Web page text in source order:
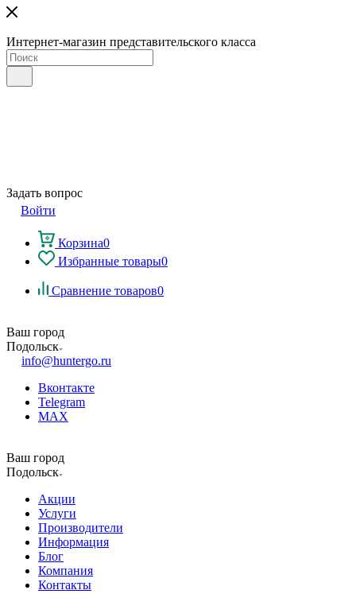
Интернет-магазин представительского класса
Задать вопрос
Войти
Корзина0
Избранные товары0
Сравнение товаров0
Ваш город
Подольск
info@huntergo.ru
Вконтакте
Telegram
MAX
Ваш город
Подольск
Акции
Услуги
Производители
Информация
Блог
Компания
Контакты